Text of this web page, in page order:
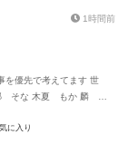
1時間前
優先で考えてます 世
そな 木夏 もか 麟 り
に入り